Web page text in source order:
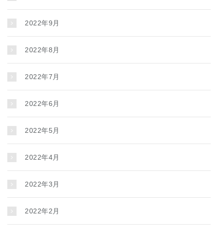
2022年9月
2022年8月
2022年7月
2022年6月
2022年5月
2022年4月
2022年3月
2022年2月